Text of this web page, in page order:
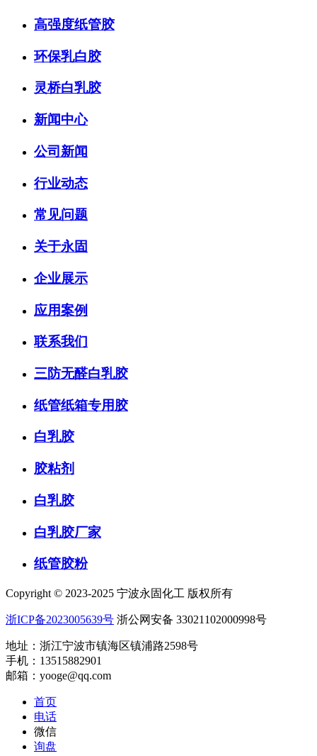
高强度纸管胶
环保乳白胶
灵桥白乳胶
新闻中心
公司新闻
行业动态
常见问题
关于永固
企业展示
应用案例
联系我们
三防无醛白乳胶
纸管纸箱专用胶
白乳胶
胶粘剂
白乳胶
白乳胶厂家
纸管胶粉
Copyright © 2023-2025 宁波永固化工 版权所有
浙ICP备2023005639号 浙公网安备 33021102000998号
地址：浙江宁波市镇海区镇浦路2598号
手机：13515882901
邮箱：yooge@qq.com
首页
电话
微信
询盘